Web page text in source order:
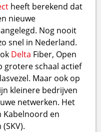
heeft berekend dat
nieuwe
Nog nooit
snel in Nederland.
Delta Fiber, Open
grotere schaal actief
Maar ook op
kleinere bedrijven
netwerken. Het
Kabelnoord en